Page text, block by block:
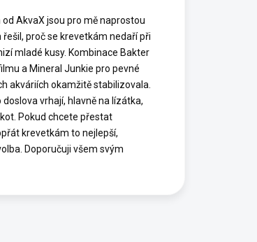
od AkvaX jsou pro mě naprostou
proč se krevetkám nedaří při
mladé kusy. Kombinace Bakter
a Mineral Junkie pro pevné
akváriích okamžitě stabilizovala.
doslova vrhají, hlavně na lízátka,
Pokud chcete přestat
krevetkám to nejlepší,
Doporučuji všem svým